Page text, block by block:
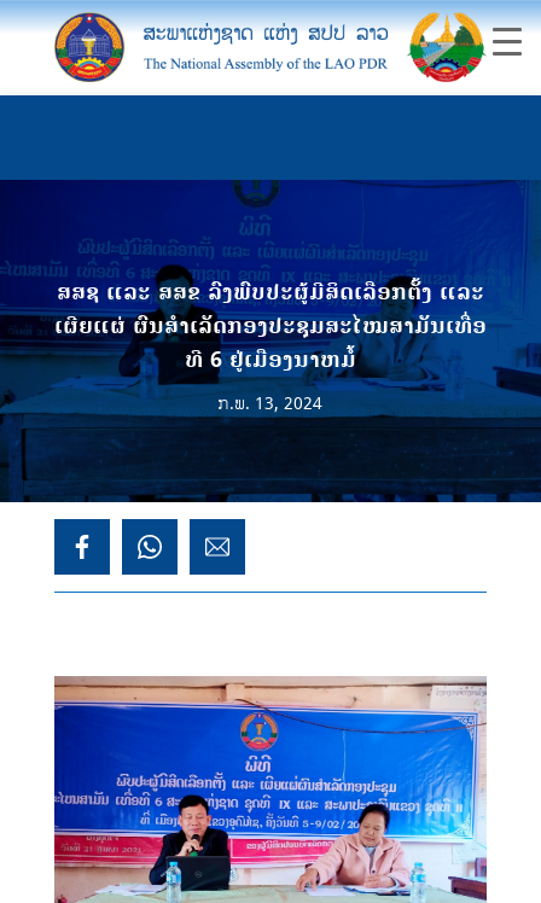
ສສຊ ແລະ ສສຂ ລົງພົບປະຜູ້ມີສິດເລືອກຕັ້ງ ແລະ
ເຜີຍແຜ່ ຜົນສໍາເລັດກອງປະຊຸມສະໄໝສາມັນເທື່ອ
ທີ 6 ຢູ່ເມືອງນາຫມໍ້
ກ.ພ. 13, 2024